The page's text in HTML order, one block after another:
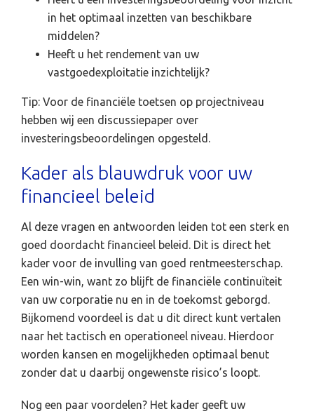
in het optimaal inzetten van beschikbare
middelen?
Heeft u het rendement van uw
vastgoedexploitatie inzichtelijk?
Tip: Voor de financiële toetsen op projectniveau
hebben wij een discussiepaper over
investeringsbeoordelingen opgesteld.
Kader als blauwdruk voor uw
financieel beleid
Al deze vragen en antwoorden leiden tot een sterk en
goed doordacht financieel beleid. Dit is direct het
kader voor de invulling van goed rentmeesterschap.
Een win-win, want zo blijft de financiële continuïteit
van uw corporatie nu en in de toekomst geborgd.
Bijkomend voordeel is dat u dit direct kunt vertalen
naar het tactisch en operationeel niveau. Hierdoor
worden kansen en mogelijkheden optimaal benut
zonder dat u daarbij ongewenste risico’s loopt.
Nog een paar voordelen? Het kader geeft uw